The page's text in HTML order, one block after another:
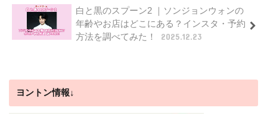
白と黒のスプーン2 ｜ソンジョンウォンの
年齢やお店はどこにある？インスタ・予約
方法を調べてみた！
2025.12.23
ヨントン情報↓